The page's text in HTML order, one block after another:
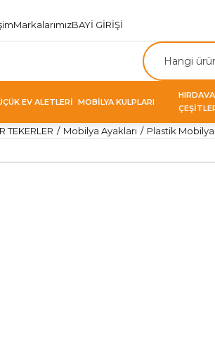
MarkalarımızBAYİ GİRİŞİ
EV ALETLERİ MOBİLYA KULPLARI
TEKERLER Mobilya Ayakları Plastik Mobilya